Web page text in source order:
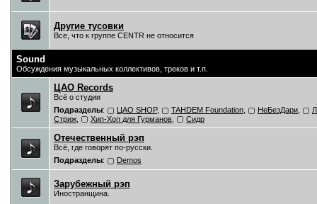
Другие тусовки
Все, что к группе CENTR не относится
Sound
Обсуждения музыкальных коллективов, треков и т.п.
ЦAO Records
Всё о студии
Подразделы: ЦАО SHOP, TAHDEM Foundation НеБезДари
Стриж
Хип-Хоп для Гурманов Сидр
Отечественный рэп
Всё, где говорят по-русски.
Подразделы: Demos
Зарубежный рэп
Иностранщина.